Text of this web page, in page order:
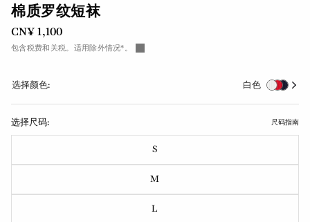
棉质罗纹短袜
CN¥ 1,100
包含税费和关税。适用除外情况*。
选择颜色: 白色
选择尺码: 尺码指南
S
M
L